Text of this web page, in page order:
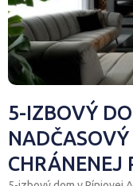
Prognóza
Druhý
Ako čo
5-IZBOVÝ
CHRÁNENEJ